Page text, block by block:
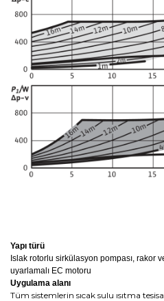
Yapı türü
Islak rotorlu sirkülasyon pompası, rakor
uyarlamalı EC motoru
Uygulama alanı
Tüm sistemlerin sıcak sulu ısıtma